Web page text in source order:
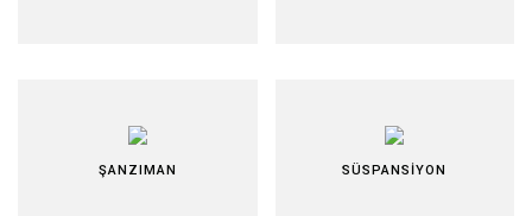
ŞANZIMAN SÜSPANSİYON